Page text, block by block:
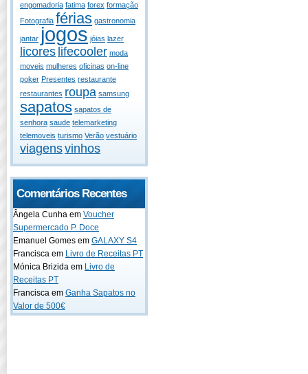
engomadoria fatima forex formação
Fotografia férias gastronomia
jantar jogos jóias lazer
licores lifecooler moda
moveis mulheres oficinas on-line
poker Presentes restaurante
restaurantes roupa samsung
sapatos sapatos de
senhora saude telemarketing
telemoveis turismo Verão vestuário
viagensvinhos
Comentários Recentes
Ângela Cunha em Voucher
Supermercado P. Doce
Emanuel Gomes em GALAXY S4
Francisca em Livro de Receitas PT
Mónica Brizida em Livro de
Receitas PT
Francisca em Ganha Sapatos no
Valor de 500€